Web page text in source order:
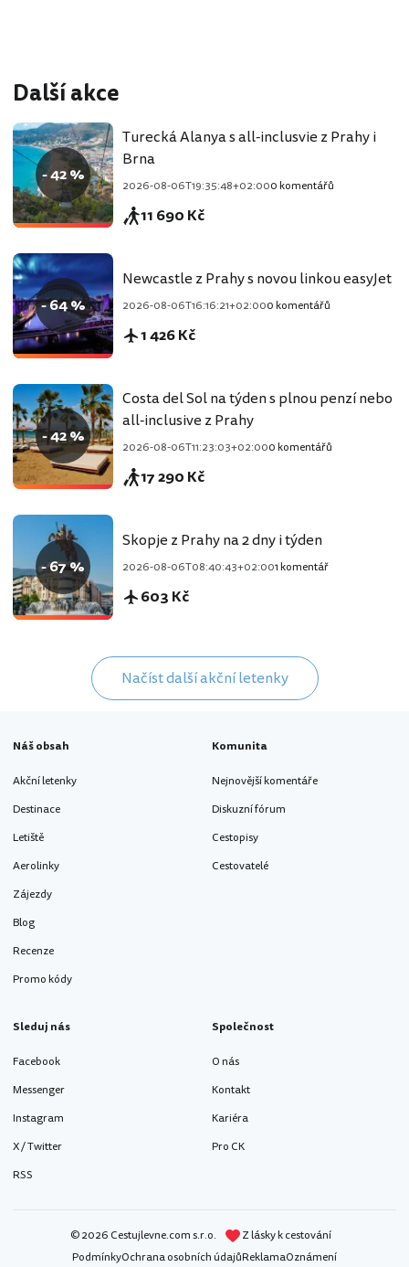
Další akce
- 42 %
Turecká Alanya s all-inclusvie z Prahy i
Brna
2026-08-06T19:35:48+02:000 komentářů
11 690 Kč
- 64 %
Newcastle z Prahy s novou linkou easyJet
2026-08-06T16:16:21+02:000 komentářů
1 426 Kč
- 42 %
Costa del Sol na týden s plnou penzí nebo
all-inclusive z Prahy
2026-08-06T11:23:03+02:000 komentářů
17 290 Kč
- 67 %
Skopje z Prahy na 2 dny i týden
2026-08-06T08:40:43+02:001 komentář
603 Kč
Načíst další akční letenky
Náš obsah
Akční letenky
Destinace
Letiště
Aerolinky
Zájezdy
Blog
Recenze
Promo kódy
Komunita
Nejnovější komentáře
Diskuzní fórum
Cestopisy
Cestovatelé
Sleduj nás
Facebook
Messenger
Instagram
X / Twitter
RSS
Společnost
O nás
Kontakt
Kariéra
Pro CK
© 2026 Cestujlevne.com s.r.o.
Z lásky k cestování
PodmínkyOchrana osobních údajůReklamaOznámení